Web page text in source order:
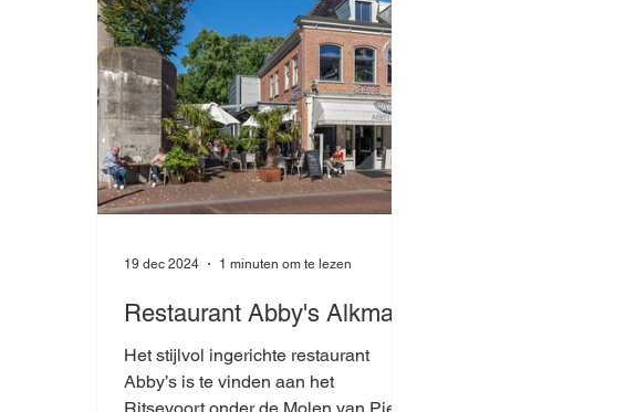
Restaurant Abby's Alkmaar
Het stijlvol ingerichte restaurant
Abby’s is te vinden aan het
19 dec 2024 1 minuten om te lezen